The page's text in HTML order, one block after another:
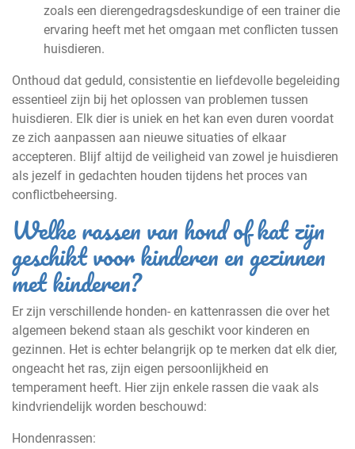
zoals een dierengedragsdeskundige of een trainer die
ervaring heeft met het omgaan met conflicten tussen
huisdieren.
Onthoud dat geduld, consistentie en liefdevolle begeleiding
essentieel zijn bij het oplossen van problemen tussen
huisdieren. Elk dier is uniek en het kan even duren voordat
ze zich aanpassen aan nieuwe situaties of elkaar
accepteren. Blijf altijd de veiligheid van zowel je huisdieren
als jezelf in gedachten houden tijdens het proces van
conflictbeheersing.
Welke rassen van hond of kat zijn
geschikt voor kinderen en gezinnen
met kinderen?
Er zijn verschillende honden- en kattenrassen die over het
algemeen bekend staan als geschikt voor kinderen en
gezinnen. Het is echter belangrijk op te merken dat elk dier,
ongeacht het ras, zijn eigen persoonlijkheid en
temperament heeft. Hier zijn enkele rassen die vaak als
kindvriendelijk worden beschouwd:
Hondenrassen: